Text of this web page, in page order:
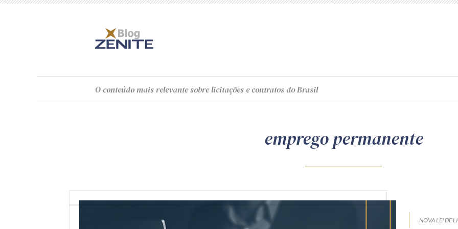
O conteúdomais relevante sobre licitações e contratos do Brasil
emprego permanente
NOVA LEI DE